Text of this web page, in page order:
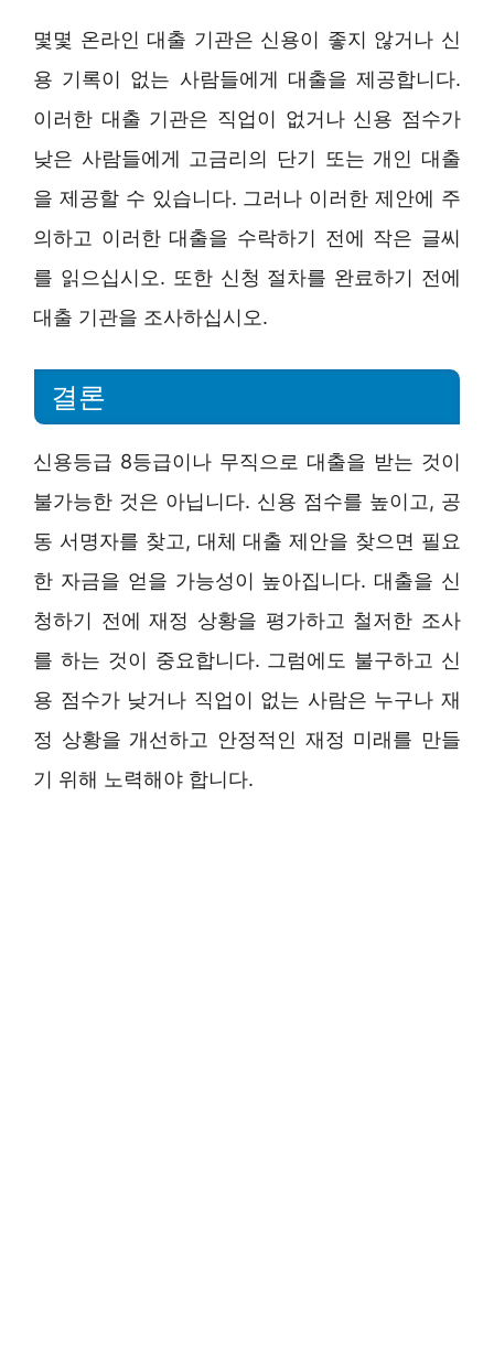
몇몇 온라인 대출 기관은 신용이 좋지 않거나 신
용 기록이 없는 사람들에게 대출을 제공합니다.
이러한 대출 기관은 직업이 없거나 신용 점수가
낮은 사람들에게 고금리의 단기 또는 개인 대출
을 제공할 수 있습니다. 그러나 이러한 제안에 주
의하고 이러한 대출을 수락하기 전에 작은 글씨
를 읽으십시오. 또한 신청 절차를 완료하기 전에
대출 기관을 조사하십시오.
결론
신용등급 8등급이나 무직으로 대출을 받는 것이
불가능한 것은 아닙니다. 신용 점수를 높이고, 공
동 서명자를 찾고, 대체 대출 제안을 찾으면 필요
한 자금을 얻을 가능성이 높아집니다. 대출을 신
청하기 전에 재정 상황을 평가하고 철저한 조사
를 하는 것이 중요합니다. 그럼에도 불구하고 신
용 점수가 낮거나 직업이 없는 사람은 누구나 재
정 상황을 개선하고 안정적인 재정 미래를 만들
기 위해 노력해야 합니다.